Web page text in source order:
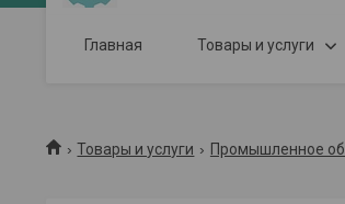
Главная Товары и услуги
Товары и услуги Промышленное